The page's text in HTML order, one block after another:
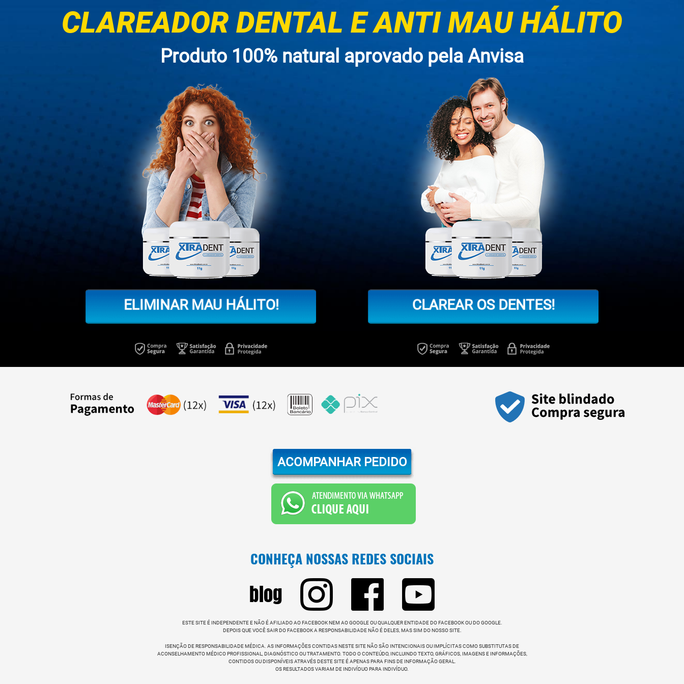
CLAREADOR DENTAL E ANTI MAU HÁLITO
Produto 100% natural aprovado pela Anvisa
ELIMINAR MAU HÁLITO! CLAREAR OS DENTES!
ACOMPANHAR PEDIDO
CONHEÇA NOSSAS REDES SOCIAIS
ESTE SITE É INDEPENDENTE E NÃO É AFILIADO AO FACEBOOK NEM AO GOOGLE OU QUALQUER ENTIDADE DO FACEBOOK OU DO GOOGLE.
DEPOIS QUE VOCÊ SAIR DO FACEBOOK A RESPONSABILIDADE NÃO É DELES, MAS SIM DO NOSSO SITE.
ISENÇÃO DE RESPONSABILIDADE MÉDICA. AS INFORMAÇÕES CONTIDAS NESTE SITE NÃO SÃO INTENCIONAIS OU IMPLÍCITAS COMO SUBSTITUTAS DE
ACONSELHAMENTO MÉDICO PROFISSIONAL, DIAGNÓSTICO OU TRATAMENTO. TODO O CONTEÚDO, INCLUINDO TEXTO, GRÁFICOS, IMAGENS E INFORMAÇÕES,
CONTIDOS OU DISPONÍVEIS ATRAVÉS DESTE SITE É APENAS PARA FINS DE INFORMAÇÃO GERAL.
OS RESULTADOS VARIAM DE INDIVÍDUO PARA INDIVÍDUO.